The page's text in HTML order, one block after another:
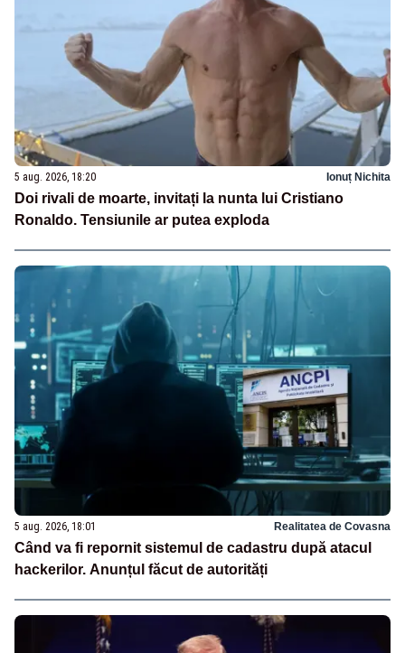
5 aug. 2026, 18:20 Ionuț Nichita
Doi rivali de moarte, invitați la nunta lui Cristiano
Ronaldo. Tensiunile ar putea exploda
5 aug. 2026, 18:01 Realitatea de Covasna
Când va fi repornit sistemul de cadastru după atacul
hackerilor. Anunțul făcut de autorități